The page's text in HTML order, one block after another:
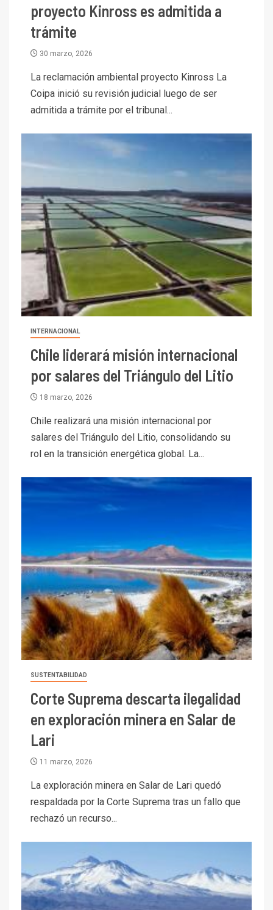
proyecto Kinross es admitida a
trámite
30 marzo, 2026
La reclamación ambiental proyecto Kinross La
Coipa inició su revisión judicial luego de ser
admitida a trámite por el tribunal...
INTERNACIONAL
Chile liderará misión internacional
por salares del Triángulo del Litio
18 marzo, 2026
Chile realizará una misión internacional por
salares del Triángulo del Litio, consolidando su
rol en la transición energética global. La...
SUSTENTABILIDAD
Corte Suprema descarta ilegalidad
en exploración minera en Salar de
Lari
11 marzo, 2026
La exploración minera en Salar de Lari quedó
respaldada por la Corte Suprema tras un fallo que
rechazó un recurso...